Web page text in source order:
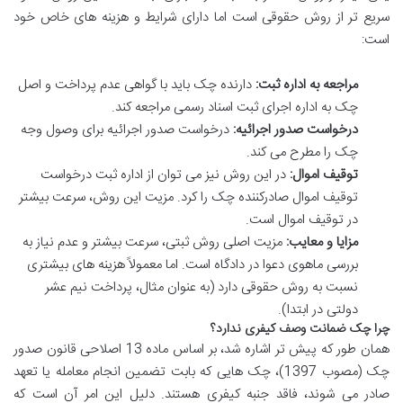
سریع تر از روش حقوقی است اما دارای شرایط و هزینه های خاص خود
است:
مراجعه به اداره ثبت: دارنده چک باید با گواهی عدم پرداخت و اصل
چک به اداره اجرای ثبت اسناد رسمی مراجعه کند.
درخواست صدور اجرائیه: درخواست صدور اجرائیه برای وصول وجه
چک را مطرح می کند.
توقیف اموال: در این روش نیز می توان از اداره ثبت درخواست
توقیف اموال صادرکننده چک را کرد. مزیت این روش، سرعت بیشتر
در توقیف اموال است.
مزایا و معایب: مزیت اصلی روش ثبتی، سرعت بیشتر و عدم نیاز به
بررسی ماهوی دعوا در دادگاه است. اما معمولاً هزینه های بیشتری
نسبت به روش حقوقی دارد (به عنوان مثال، پرداخت نیم عشر
دولتی در ابتدا).
چرا چک ضمانت وصف کیفری ندارد؟
همان طور که پیش تر اشاره شد، بر اساس ماده 13 اصلاحی قانون صدور
چک (مصوب 1397)، چک هایی که بابت تضمین انجام معامله یا تعهد
صادر می شوند، فاقد جنبه کیفری هستند. دلیل این امر آن است که